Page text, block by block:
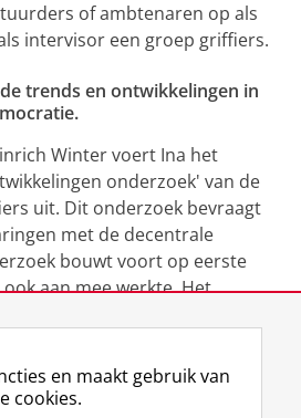
of ambtenaren op als
intervisor een groep griffiers.
trends en ontwikkelingen in
Winter voert Ina het
onderzoek' van de
uit. Dit onderzoek bevraagt
met de decentrale
bouwt voort op eerste
aan mee werkte. Het
augustus 2025 09:28
en maakt gebruik van
cookies.